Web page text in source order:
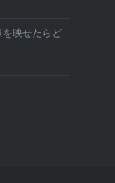
を映せたらど